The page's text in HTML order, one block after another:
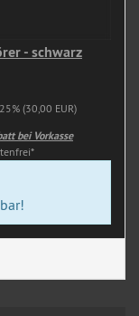
- schwarz
(30,00 EUR)
bei Vorkasse